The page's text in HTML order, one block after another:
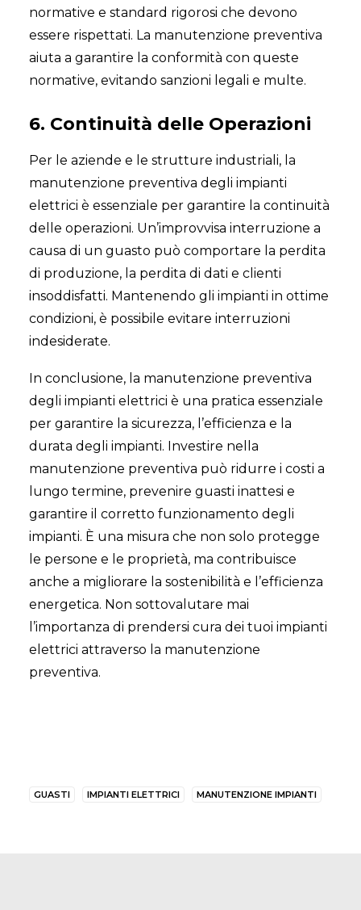
normative e standard rigorosi che devono
essere rispettati. La manutenzione preventiva
aiuta a garantire la conformità con queste
normative, evitando sanzioni legali e multe.
6. Continuità delle Operazioni
Per le aziende e le strutture industriali, la
manutenzione preventiva degli impianti
elettrici è essenziale per garantire la continuità
delle operazioni. Un’improvvisa interruzione a
causa di un guasto può comportare la perdita
di produzione, la perdita di dati e clienti
insoddisfatti. Mantenendo gli impianti in ottime
condizioni, è possibile evitare interruzioni
indesiderate.
In conclusione, la manutenzione preventiva
degli impianti elettrici è una pratica essenziale
per garantire la sicurezza, l’efficienza e la
durata degli impianti. Investire nella
manutenzione preventiva può ridurre i costi a
lungo termine, prevenire guasti inattesi e
garantire il corretto funzionamento degli
impianti. È una misura che non solo protegge
le persone e le proprietà, ma contribuisce
anche a migliorare la sostenibilità e l’efficienza
energetica. Non sottovalutare mai
l’importanza di prendersi cura dei tuoi impianti
elettrici attraverso la manutenzione
preventiva.
GUASTI IMPIANTI ELETTRICI MANUTENZIONE IMPIANTI